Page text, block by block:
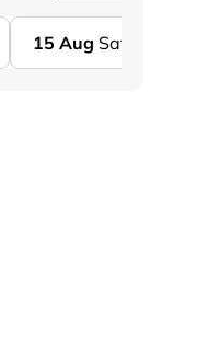
15 Aug Saturday